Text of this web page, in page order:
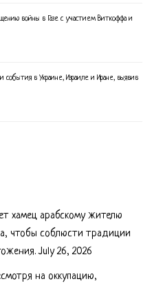
войны в Газе с участием Виткоффа и
события в Украине, Израиле и Иране, выявив
хамец арабскому жителю
чтобы соблюсти традиции
July 26, 2026
на оккупацию,